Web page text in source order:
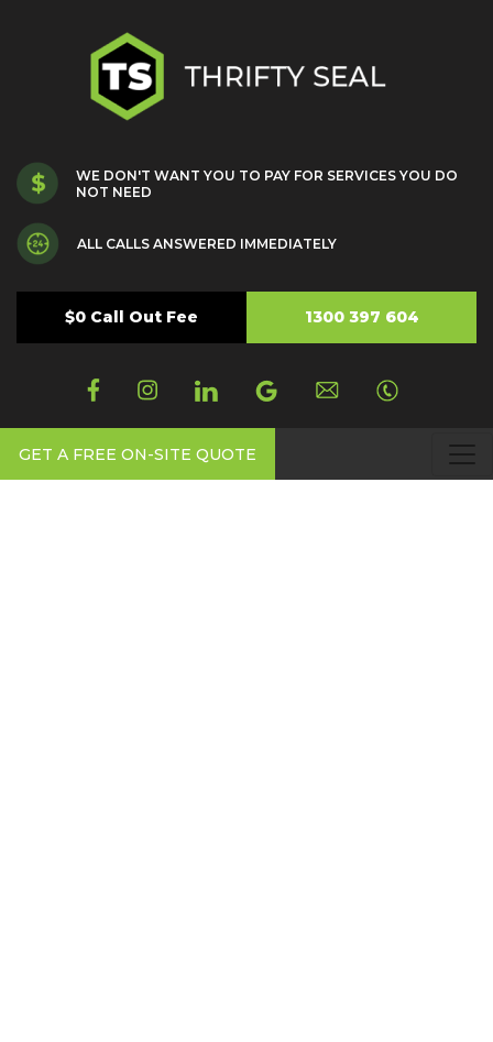
WE DON'T WANT YOU TO PAY FOR SERVICES YOU DO
NOT NEED
ALL CALLS ANSWERED IMMEDIATELY
$0 Call Out Fee 1300 397 604
GET A FREE ON-SITE QUOTE